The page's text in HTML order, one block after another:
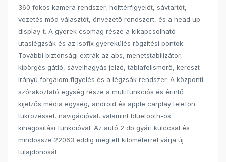
360 fokos kamera rendszer, holttérfigyelőt, sávtartót,
vezetés mód választót, önvezető rendszert, és a head up
display-t. A gyerek csomag része a kikapcsolható
utaslégzsák és az isofix gyerekülés rögzítési pontok.
További biztonsági extrák az abs, menetstabilizátor,
kipörgés gátló, sávelhagyás jelző, táblafelismerő, kereszt
irányú forgalom figyelés és a légzsák rendszer. A központi
szórakoztató egység része a multifunkciós és érintő
kijelzős média egység, android és apple carplay telefon
tükrözéssel, navigációval, valamint bluetooth-os
kihagosítási funkcióval. Az autó 2 db gyári kulccsal és
mindössze 22063 eddig megtett kilométerrel várja új
tulajdonosát.